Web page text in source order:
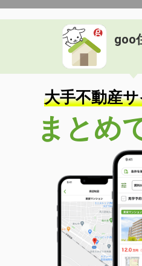
goo
大手不動産
まとめ